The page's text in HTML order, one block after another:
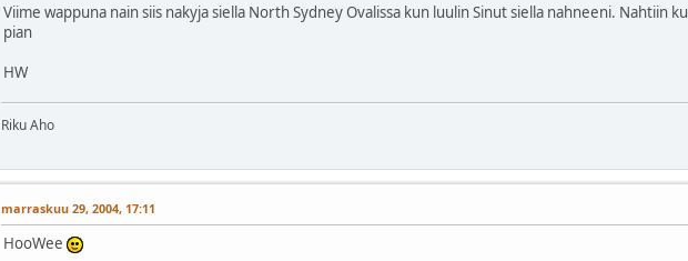
Viime wappuna nain siis nakyja siella North Sydney Ovalissa kun luulin Sinut siella nahneeni. Nahtiin
pian
HW
Riku Aho
marraskuu 29, 2004, 17:11
HooWee